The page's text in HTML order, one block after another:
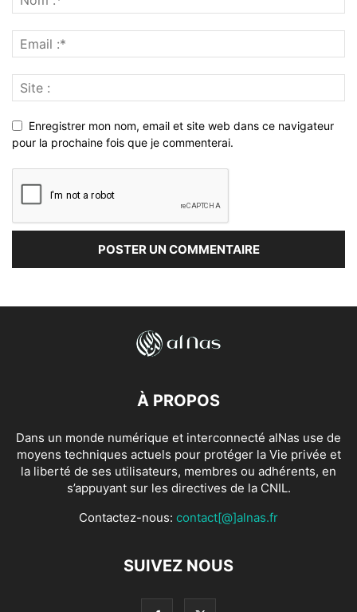
Enregistrer mon nom, email et site web dans ce navigateur
pour la prochaine fois que je commenterai.
À PROPOS
Dans un monde numérique et interconnecté alNas use de
moyens techniques actuels pour protéger la Vie privée et
la liberté de ses utilisateurs, membres ou adhérents, en
s’appuyant sur les directives de la CNIL.
Contactez-nous: contact[@]alnas.fr
SUIVEZ NOUS